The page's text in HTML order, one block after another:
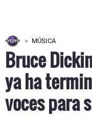
MÚSICA
Bruce
ya ha
voces para